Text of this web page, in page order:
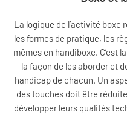
La logique de l’activité boxe
les formes de pratique, les
mêmes en handiboxe. C’est
la façon de les aborder et
handicap de chacun. Un
des touches doit être
développer leurs qualités